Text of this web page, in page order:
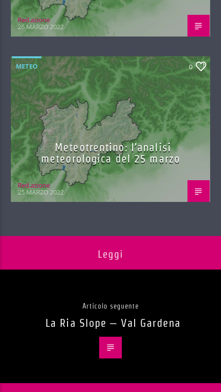
Red.azione
26 MARZO 2022
METEO 0
Meteotrentino: l’analisi
meteorologica del 25 marzo
Red.azione
25 MARZO 2022
Leggi
Articolo seguente
La Ria Slope – Val Gardena